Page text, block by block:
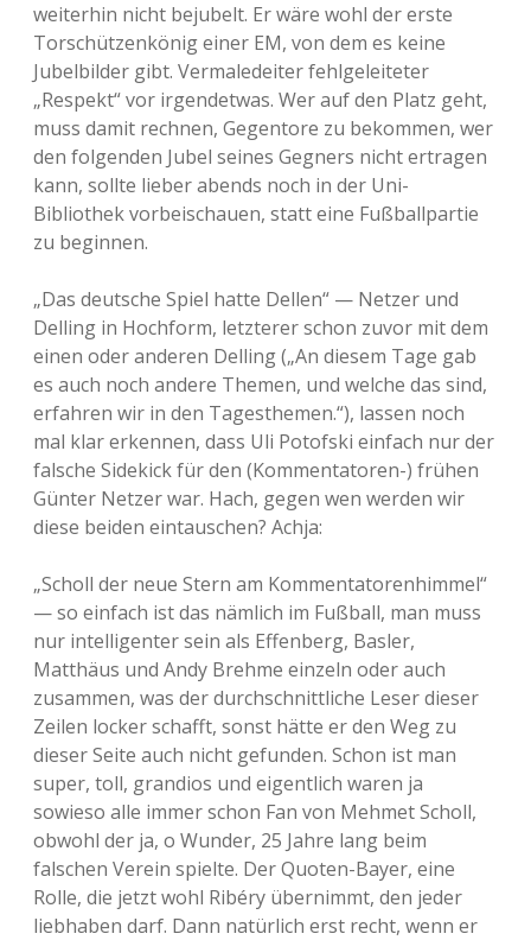
weiterhin nicht bejubelt. Er wäre wohl der erste
Torschützenkönig einer EM, von dem es keine
Jubelbilder gibt. Vermaledeiter fehlgeleiteter
„Respekt“ vor irgendetwas. Wer auf den Platz geht,
muss damit rechnen, Gegentore zu bekommen, wer
den folgenden Jubel seines Gegners nicht ertragen
kann, sollte lieber abends noch in der Uni-
Bibliothek vorbeischauen, statt eine Fußballpartie
zu beginnen.
„Das deutsche Spiel hatte Dellen“ — Netzer und
Delling in Hochform, letzterer schon zuvor mit dem
einen oder anderen Delling („An diesem Tage gab
es auch noch andere Themen, und welche das sind,
erfahren wir in den Tagesthemen.“), lassen noch
mal klar erkennen, dass Uli Potofski einfach nur der
falsche Sidekick für den (Kommentatoren-) frühen
Günter Netzer war. Hach, gegen wen werden wir
diese beiden eintauschen? Achja:
„Scholl der neue Stern am Kommentatorenhimmel“
— so einfach ist das nämlich im Fußball, man muss
nur intelligenter sein als Effenberg, Basler,
Matthäus und Andy Brehme einzeln oder auch
zusammen, was der durchschnittliche Leser dieser
Zeilen locker schafft, sonst hätte er den Weg zu
dieser Seite auch nicht gefunden. Schon ist man
super, toll, grandios und eigentlich waren ja
sowieso alle immer schon Fan von Mehmet Scholl,
obwohl der ja, o Wunder, 25 Jahre lang beim
falschen Verein spielte. Der Quoten-Bayer, eine
Rolle, die jetzt wohl Ribéry übernimmt, den jeder
liebhaben darf. Dann natürlich erst recht, wenn er